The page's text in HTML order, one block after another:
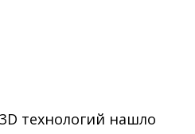
технологий нашло